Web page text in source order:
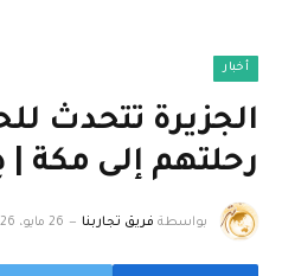
أخبار
الجزيرة تتحدث
رحلتهم إلى مكة |
بواسطة فريق تجاربنا 26 مايو، 2026